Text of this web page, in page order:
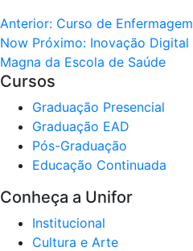
Anterior: Curso de
Now Próximo: Inovação Digital
Magna da Escola de Saúde
Cursos
Graduação Presencial
Graduação EAD
Pós-Graduação
Educação Continuada
Conheça a Unifor
Institucional
Cultura e Arte